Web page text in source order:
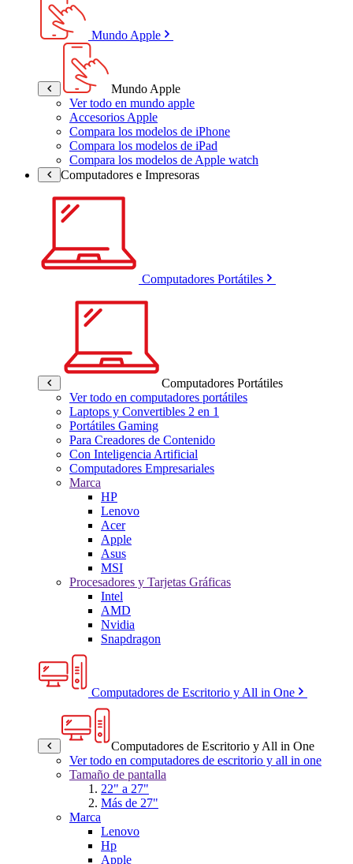
Mundo Apple
Mundo Apple
Ver todo en mundo apple
Accesorios Apple
Compara los modelos de iPhone
Compara los modelos de iPad
Compara los modelos de Apple watch
Computadores e Impresoras
Computadores Portátiles
Computadores Portátiles
Ver todo en computadores portátiles
Laptops y Convertibles 2 en 1
Portátiles Gaming
Para Creadores de Contenido
Con Inteligencia Artificial
Computadores Empresariales
Marca
HP
Lenovo
Acer
Apple
Asus
MSI
Procesadores y Tarjetas Gráficas
Intel
AMD
Nvidia
Snapdragon
Computadores de Escritorio y All in One
Computadores de Escritorio y All in One
Ver todo en computadores de escritorio y all in one
Tamaño de pantalla
22" a 27"
Más de 27"
Marca
Lenovo
Hp
Apple